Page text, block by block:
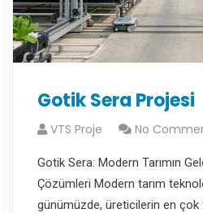
Gotik Sera Projesi
VTS Proje No
Gotik Sera: Modern Tarımın
Çözümleri Modern tarım
günümüzde, üreticilerin en çok